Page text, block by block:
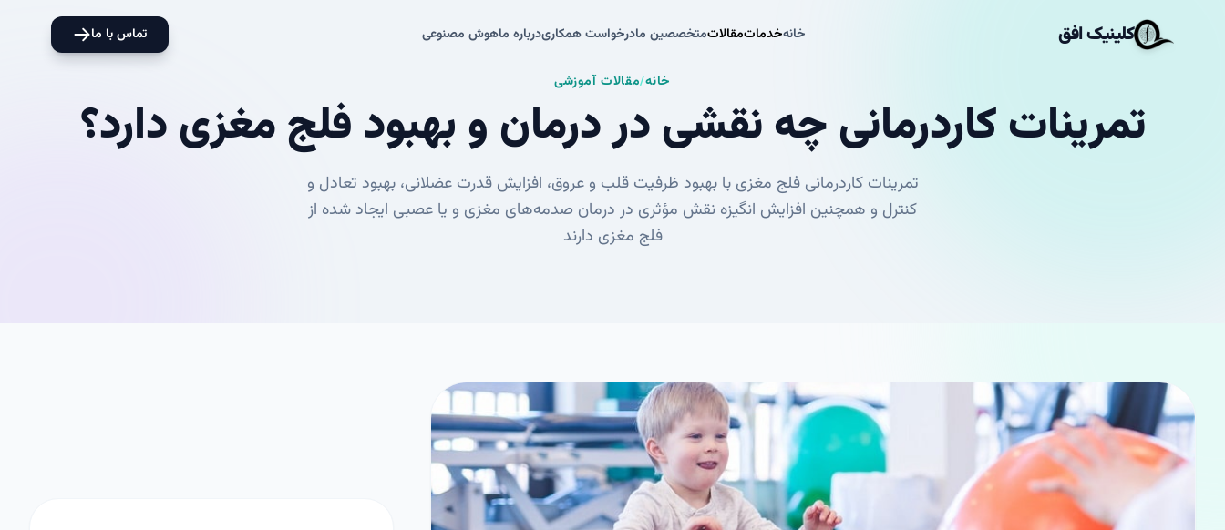
کلینیک افق
خانهخدماتمقالاتمتخصصین ما
متخصصین ما
درخواست همکاری
درخواست همکاری
درباره ماهوش مصنوعی
تماس با ما
خانه/مقالات آموزشی
تمرینات کاردرمانی چه نقشی در درمان و بهبود فلج مغزی دارد؟
تمرینات کاردرمانی فلج مغزی با بهبود ظرفیت قلب و عروق، افزایش قدرت عضلانی، بهبود تعادل و
کنترل و همچنین افزایش انگیزه نقش مؤثری در درمان صدمه‌های مغزی و یا عصبی ایجاد شده از
فلج مغزی دارند